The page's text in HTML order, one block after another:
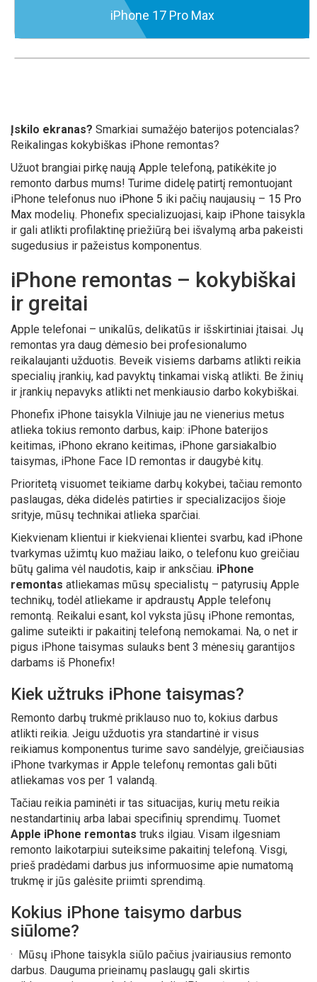
iPhone 17 Pro Max
Įskilo ekranas? Smarkiai sumažėjo baterijos potencialas?
Reikalingas kokybiškas iPhone remontas?
Užuot brangiai pirkę naują Apple telefoną, patikėkite jo
remonto darbus mums! Turime didelę patirtį remontuojant
iPhone telefonus nuo iPhone 5 iki pačių naujausių – 15 Pro
Max modelių. Phonefix specializuojasi, kaip iPhone taisykla
ir gali atlikti profilaktinę priežiūrą bei išvalymą arba pakeisti
sugedusius ir pažeistus komponentus.
iPhone remontas – kokybiškai
ir greitai
Apple telefonai – unikalūs, delikatūs ir išskirtiniai įtaisai. Jų
remontas yra daug dėmesio bei profesionalumo
reikalaujanti užduotis. Beveik visiems darbams atlikti reikia
specialių įrankių, kad pavyktų tinkamai viską atlikti. Be žinių
ir įrankių nepavyks atlikti net menkiausio darbo kokybiškai.
Phonefix iPhone taisykla Vilniuje jau ne vienerius metus
atlieka tokius remonto darbus, kaip: iPhone baterijos
keitimas, iPhono ekrano keitimas, iPhone garsiakalbio
taisymas, iPhone Face ID remontas ir daugybė kitų.
Prioritetą visuomet teikiame darbų kokybei, tačiau remonto
paslaugas, dėka didelės patirties ir specializacijos šioje
srityje, mūsų technikai atlieka sparčiai.
Kiekvienam klientui ir kiekvienai klientei svarbu, kad iPhone
tvarkymas užimtų kuo mažiau laiko, o telefonu kuo greičiau
būtų galima vėl naudotis, kaip ir anksčiau. iPhone
remontas atliekamas mūsų specialistų – patyrusių Apple
technikų, todėl atliekame ir apdraustų Apple telefonų
remontą. Reikalui esant, kol vyksta jūsų iPhone remontas,
galime suteikti ir pakaitinį telefoną nemokamai. Na, o net ir
pigus iPhone taisymas sulauks bent 3 mėnesių garantijos
darbams iš Phonefix!
Kiek užtruks iPhone taisymas?
Remonto darbų trukmė priklauso nuo to, kokius darbus
atlikti reikia. Jeigu užduotis yra standartinė ir visus
reikiamus komponentus turime savo sandėlyje, greičiausias
iPhone tvarkymas ir Apple telefonų remontas gali būti
atliekamas vos per 1 valandą.
Tačiau reikia paminėti ir tas situacijas, kurių metu reikia
nestandartinių arba labai specifinių sprendimų. Tuomet
Apple iPhone remontas truks ilgiau. Visam ilgesniam
remonto laikotarpiui suteiksime pakaitinį telefoną. Visgi,
prieš pradėdami darbus jus informuosime apie numatomą
trukmę ir jūs galėsite priimti sprendimą.
Kokius iPhone taisymo darbus
siūlome?
· Mūsų iPhone taisykla siūlo pačius įvairiausius remonto
darbus. Dauguma prieinamų paslaugų gali skirtis